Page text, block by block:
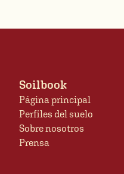
Soilbook
Página principal
Perfiles del suelo
Sobre nosotros
Prensa